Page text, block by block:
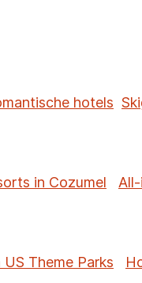
hotels
in Cozumel
Theme Parks